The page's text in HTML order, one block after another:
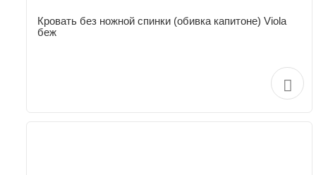
Кровать без ножной спинки (обивка капитоне) Viola
беж